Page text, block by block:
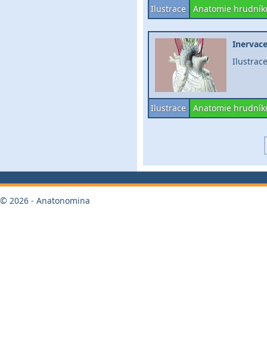
Ilustrace Anatomie
Ilustrace Anatomie
© 2026 - Anatonomina